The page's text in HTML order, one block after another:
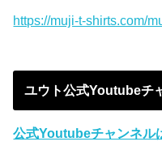
https://muji-t-shirts.com/
ユウト公式Youtubeチ
公式Youtubeチャンネル